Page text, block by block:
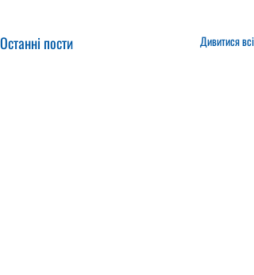
Останні пости Дивитися всі